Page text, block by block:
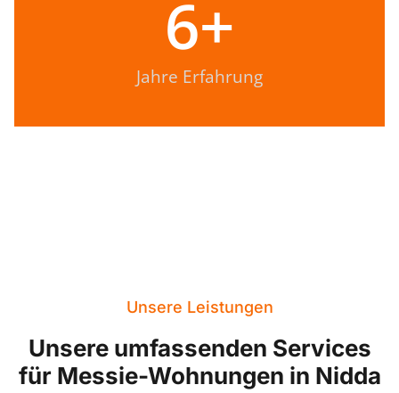
Jahre Erfahrung
6+
Unsere Leistungen
Unsere umfassenden Services
für Messie-Wohnungen in Nidda